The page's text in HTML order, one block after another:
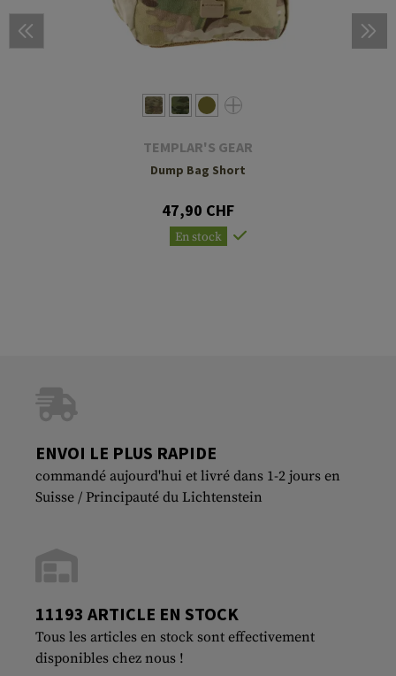
TEMPLAR'S GEAR
Dump Bag Short
47,90 CHF
En stock
ENVOI LE PLUS RAPIDE
commandé aujourd'hui et livré dans 1-2 jours en
Suisse / Principauté du Lichtenstein
11193 ARTICLE EN STOCK
Tous les articles en stock sont effectivement
disponibles chez nous !